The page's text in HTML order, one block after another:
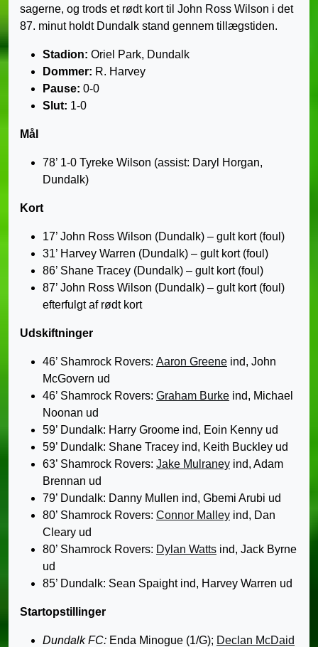
sagerne, og trods et rødt kort til John Ross Wilson i det
87. minut holdt Dundalk stand gennem tillægstiden.
Stadion: Oriel Park, Dundalk
Dommer: R. Harvey
Pause: 0-0
Slut: 1-0
Mål
78’ 1-0 Tyreke Wilson (assist: Daryl Horgan,
Dundalk)
Kort
17’ John Ross Wilson (Dundalk) – gult kort (foul)
31’ Harvey Warren (Dundalk) – gult kort (foul)
86’ Shane Tracey (Dundalk) – gult kort (foul)
87’ John Ross Wilson (Dundalk) – gult kort (foul)
efterfulgt af rødt kort
Udskiftninger
46’ Shamrock Rovers: Aaron Greene ind, John
McGovern ud
46’ Shamrock Rovers: Graham Burke ind, Michael
Noonan ud
59’ Dundalk: Harry Groome ind, Eoin Kenny ud
59’ Dundalk: Shane Tracey ind, Keith Buckley ud
63’ Shamrock Rovers: Jake Mulraney ind, Adam
Brennan ud
79’ Dundalk: Danny Mullen ind, Gbemi Arubi ud
80’ Shamrock Rovers: Connor Malley ind, Dan
Cleary ud
80’ Shamrock Rovers: Dylan Watts ind, Jack Byrne
ud
85’ Dundalk: Sean Spaight ind, Harvey Warren ud
Startopstillinger
Dundalk FC: Enda Minogue (1/G); Declan McDaid